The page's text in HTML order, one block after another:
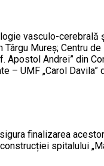
vasculo-cerebrală
Mureș; Centru
Apostol Andrei” din
UMF „Carol Davila”
finalizarea
spitalului